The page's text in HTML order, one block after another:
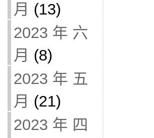
月 (13)
2023 年 六
月 (8)
2023 年 五
月 (21)
2023 年 四